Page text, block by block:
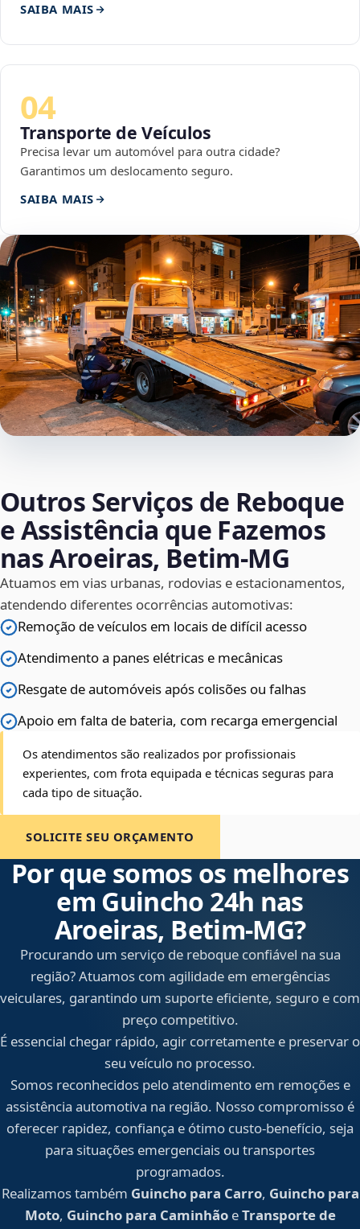
SAIBA MAIS
04
Transporte de Veículos
Precisa levar um automóvel para outra cidade?
Garantimos um deslocamento seguro.
SAIBA MAIS
Outros Serviços de Reboque
e Assistência que Fazemos
nas Aroeiras, Betim‑MG
Atuamos em vias urbanas, rodovias e estacionamentos,
atendendo diferentes ocorrências automotivas:
Remoção de veículos em locais de difícil acesso
Atendimento a panes elétricas e mecânicas
Resgate de automóveis após colisões ou falhas
Apoio em falta de bateria, com recarga emergencial
Os atendimentos são realizados por profissionais
experientes, com frota equipada e técnicas seguras para
cada tipo de situação.
SOLICITE SEU ORÇAMENTO
Por que somos os melhores
em Guincho 24h nas
Aroeiras, Betim‑MG?
Procurando um serviço de reboque confiável na sua
região? Atuamos com agilidade em emergências
veiculares, garantindo um suporte eficiente, seguro e com
preço competitivo.
É essencial chegar rápido, agir corretamente e preservar o
seu veículo no processo.
Somos reconhecidos pelo atendimento em remoções e
assistência automotiva na região. Nosso compromisso é
oferecer rapidez, confiança e ótimo custo-benefício, seja
para situações emergenciais ou transportes
programados.
Realizamos também Guincho para Carro, Guincho para
Moto, Guincho para CaminhãoeTransporte de